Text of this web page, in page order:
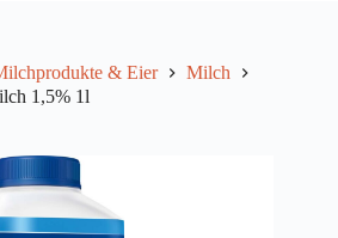
& Eier
Milch
1,5% 1l